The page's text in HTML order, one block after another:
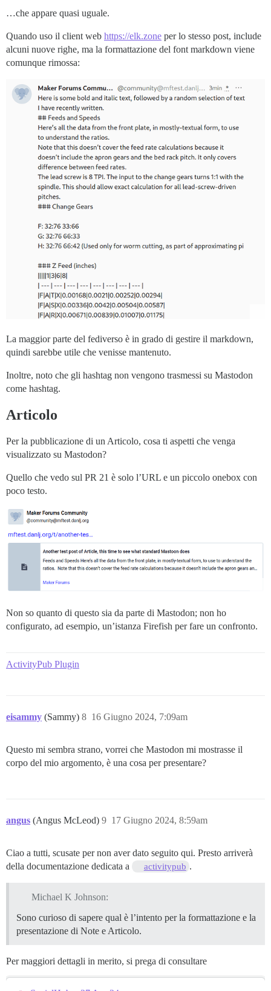
…che appare quasi uguale.
Quando uso il client web https://elk.zone per lo stesso post, include
alcuni nuove righe, ma la formattazione del font markdown viene
comunque rimossa:
La maggior parte del fediverso è in grado di gestire il markdown,
quindi sarebbe utile che venisse mantenuto.
Inoltre, noto che gli hashtag non vengono trasmessi su Mastodon
come hashtag.
Articolo
Per la pubblicazione di un Articolo, cosa ti aspetti che venga
visualizzato su Mastodon?
Quello che vedo sul PR 21 è solo l’URL e un piccolo onebox con
poco testo.
Non so quanto di questo sia da parte di Mastodon; non ho
configurato, ad esempio, un’istanza Firefish per fare un confronto.
ActivityPub Plugin
eisammy (Sammy) 16 Giugno 2024, 7:09am
8
Questo mi sembra strano, vorrei che Mastodon mi mostrasse il
corpo del mio argomento, è una cosa per presentare?
angus (Angus McLeod) 17 Giugno 2024, 8:59am
9
Ciao a tutti, scusate per non aver dato seguito qui. Presto arriverà
della documentazione dedicata a
activitypub .
Michael K Johnson:
Sono curioso di sapere qual è l’intento per la formattazione e la
presentazione di Note e Articolo.
Per maggiori dettagli in merito, si prega di consultare